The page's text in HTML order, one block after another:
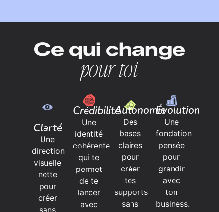
Ce qui change
pour toi
Clarté
Une
direction
visuelle
nette
pour
créer
sans
Crédibilité
Une
identité
cohérente
qui te
permet
de te
lancer
avec
Autonomie
Des
bases
claires
pour
créer
tes
supports
sans
Évolution
Une
fondation
pensée
pour
grandir
avec
ton
business.